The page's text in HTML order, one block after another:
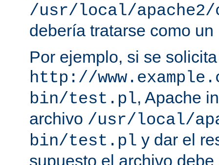
/usr/local/
debería tratarse como
Por ejemplo, si se
http://
bin/test.pl, Apache
archivo /usr/local/
bin/test.pl y dar el
supuesto el archivo